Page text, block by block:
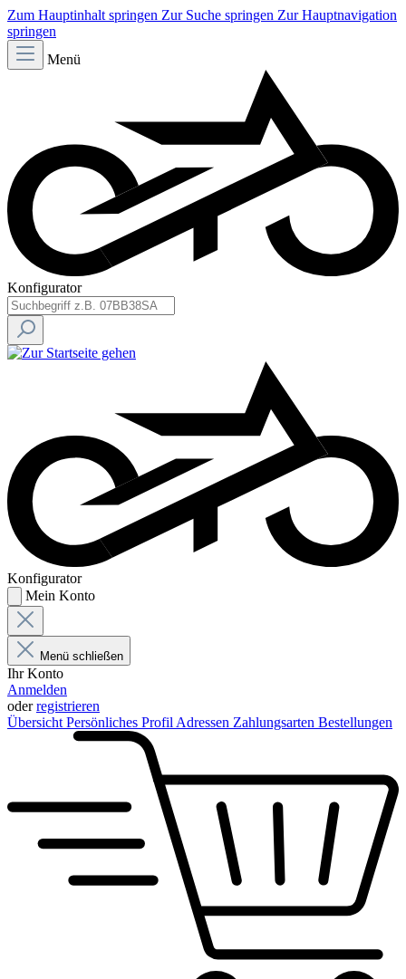
Zum Hauptinhalt springen Zur Suche springen Zur Hauptnavigation
springen
Menü
Konfigurator
Konfigurator
Mein Konto
Menü schließen
Ihr Konto
Anmelden
oderregistrieren
Übersicht Persönliches Profil Adressen Zahlungsarten Bestellungen